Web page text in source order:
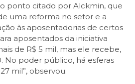
ponto citado por Alckmin, que
uma reforma no setor e a
às aposentadorias de certos
aposentados da iniciativa
de R$ 5 mil, mas ele recebe,
No poder público, há esferas
mil”, observou.